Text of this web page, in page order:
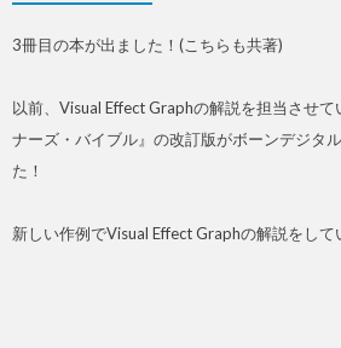
3冊目の本が出ました！(こちらも共著)
以前、Visual Effect Graphの解説を担当させ
ナーズ・バイブル』の改訂版がボーンデジタ
た！
新しい作例でVisual Effect Graphの解説をして